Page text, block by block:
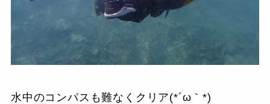
水中のコンパスも難なくクリア(*´ω｀*)